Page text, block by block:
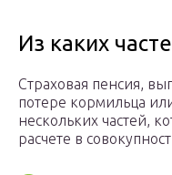
Из каких
Страховая пенсия,
потере кормильца
нескольких частей,
расчете в